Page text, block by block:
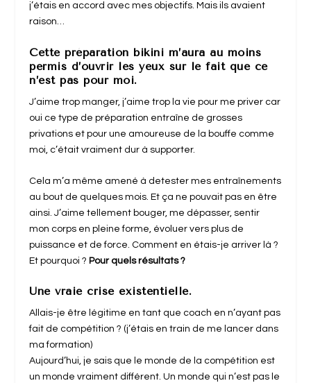
j’étais en accord avec mes objectifs. Mais ils avaient
raison…
Cette préparation bikini m’aura au moins
permis d’ouvrir les yeux sur le fait que ce
n’est pas pour moi.
J’aime trop manger, j’aime trop la vie pour me priver car
oui ce type de préparation entraîne de grosses
privations et pour une amoureuse de la bouffe comme
moi, c’était vraiment dur à supporter.
Cela m’a même amené à detester mes entraînements
au bout de quelques mois. Et ça ne pouvait pas en être
ainsi. J’aime tellement bouger, me dépasser, sentir
mon corps en pleine forme, évoluer vers plus de
puissance et de force. Comment en étais-je arriver là ?
Et pourquoi ? Pour quels résultats ?
Une vraie crise existentielle.
Allais-je être légitime en tant que coach en n’ayant pas
fait de compétition ? (j’étais en train de me lancer dans
ma formation)
Aujourd’hui, je sais que le monde de la compétition est
un monde vraiment différent. Un monde qui n’est pas le